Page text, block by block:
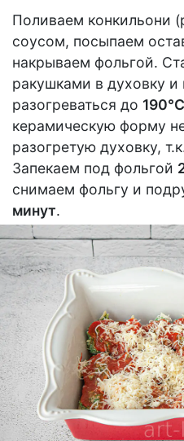
Поливаем конкильони
соусом, посыпаем
накрываем фольгой.
ракушками в духовку
разогреваться до 190°С
керамическую форму
разогретую духовку,
Запекаем под фольгой
снимаем фольгу и
минут.